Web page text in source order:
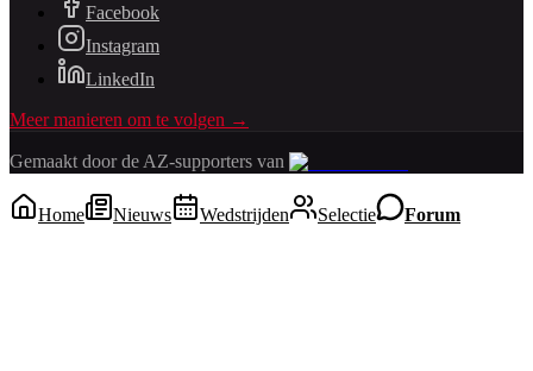
Facebook
Instagram
LinkedIn
Meer manieren om te volgen →
Gemaakt door de AZ-supporters van
Home Nieuws Wedstrijden Selectie Forum